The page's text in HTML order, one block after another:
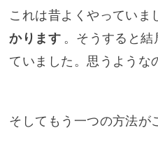
これは昔よくやっていま
かります 。そうすると結
ていました。思うような
そしてもう一つの方法が